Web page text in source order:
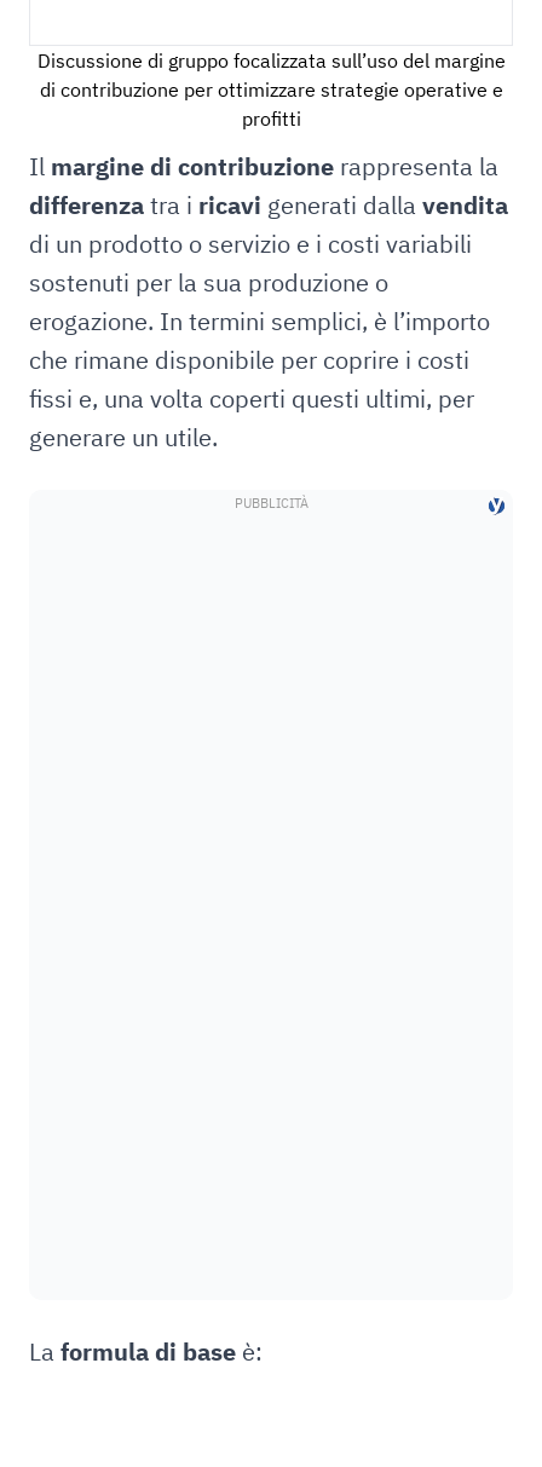
Discussione di gruppo focalizzata sull’uso del margine
di contribuzione per ottimizzare strategie operative e
profitti
Il margine di contribuzione rappresenta la
differenzatra i ricavi generati dalla vendita
di un prodotto o servizio e i costi variabili
sostenuti per la sua produzione o
erogazione. In termini semplici, è l’importo
che rimane disponibile per coprire i costi
fissi e, una volta coperti questi ultimi, per
generare un utile.
La formula di base è: